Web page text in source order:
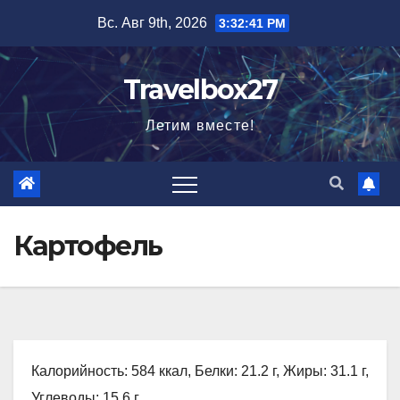
содержимому
Вс. Авг 9th, 2026 3:32:42 PM
Travelbox27
Летим вместе!
Картофель
Калорийность: 584 ккал, Белки: 21.2 г, Жиры: 31.1 г,